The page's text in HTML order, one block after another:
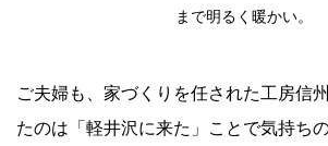
まで明るく暖かい。
ご夫婦も、家づくりを任された工房信
たのは「軽井沢に来た」ことで気持ち